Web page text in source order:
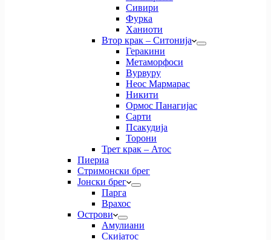
Сивири
Фурка
Ханиоти
Втор крак – Ситонија
Геракини
Метаморфоси
Вурвуру
Неос Мармарас
Никити
Ормос Панагијас
Сарти
Псакудија
Торони
Трет крак – Атос
Пиериа
Стримонски брег
Јонски брег
Парга
Врахос
Острови
Амулиани
Скијатос